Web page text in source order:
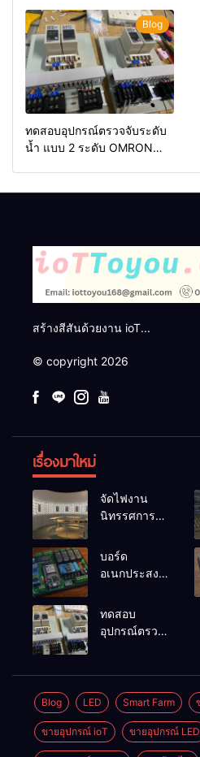
Blog
ทดสอบอุปกรณ์ตรวจจับระดับ
น้ำ แบบ 2 ระดับ OMRON
สร้างสีสันด้วยงาน ioT...
© copyright 2026
เรื่องมาใหม่
จัดไฟงาน
นิทรรศการผึ่ง
บอร์ด
อเนกประสงค์
V1
ทดสอบ
อุปกรณ์ตรวจ
61F-G
Blog LED Smart Farm
ขายอุปกรณ์ ioT ขายอุปกรณ์ LED